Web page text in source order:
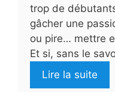
trop de
gâcher une
ou pire… mettre
Et si, sans le
Lire la suite